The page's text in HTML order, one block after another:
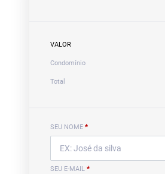
VALOR
Condomínio
Total
SEU NOME *
SEU E-MAIL *